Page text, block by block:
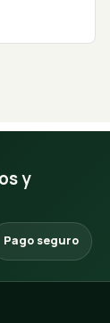
y
Pago seguro